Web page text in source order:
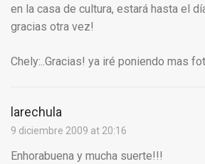
en la casa de cultura, estará hasta el
gracias otra vez!
Chely:..Gracias! ya iré poniendo mas
larechula
9 diciembre 2009 at 20:16
Enhorabuena y mucha suerte!!!